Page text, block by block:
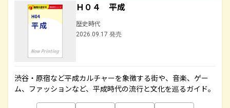
Ｈ０４ 平成
歴史時代
2026.09.17 発売
渋谷・原宿など平成カルチャーを象徴する街や、音楽、ゲー
ム、ファッションなど、平成時代の流行と文化を巡るガイド。